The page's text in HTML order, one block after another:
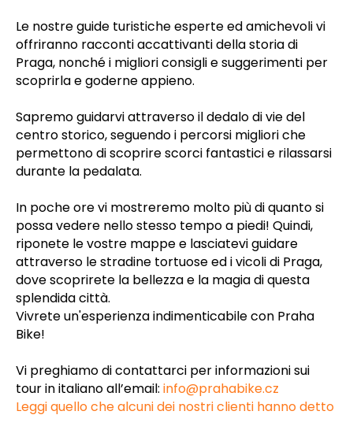
Le nostre guide turistiche esperte ed amichevoli vi
offriranno racconti accattivanti della storia di
Praga, nonché i migliori consigli e suggerimenti per
scoprirla e goderne appieno.
Sapremo guidarvi attraverso il dedalo di vie del
centro storico, seguendo i percorsi migliori che
permettono di scoprire scorci fantastici e rilassarsi
durante la pedalata.
In poche ore vi mostreremo molto più di quanto si
possa vedere nello stesso tempo a piedi! Quindi,
riponete le vostre mappe e lasciatevi guidare
attraverso le stradine tortuose ed i vicoli di Praga,
dove scoprirete la bellezza e la magia di questa
splendida città.
Vivrete un'esperienza indimenticabile con Praha
Bike!
Vi preghiamo di contattarci per informazioni sui
tour in italiano all’email: info@prahabike.cz
Leggi quello che alcuni dei nostri clienti hanno detto